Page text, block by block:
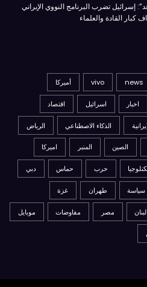
إسرائيل تضرب البرنامج النووي الإيراني
كبار القادة والعلماء
news
vivo أميركا
اخبار اسرائيل اقتصاد
الذكاء الاصطناعي الرياض
الصين المنبر اميركا
حرب حماس دبي
سياسة طهران غزة
لبنان مصر مفاوضات موبايل